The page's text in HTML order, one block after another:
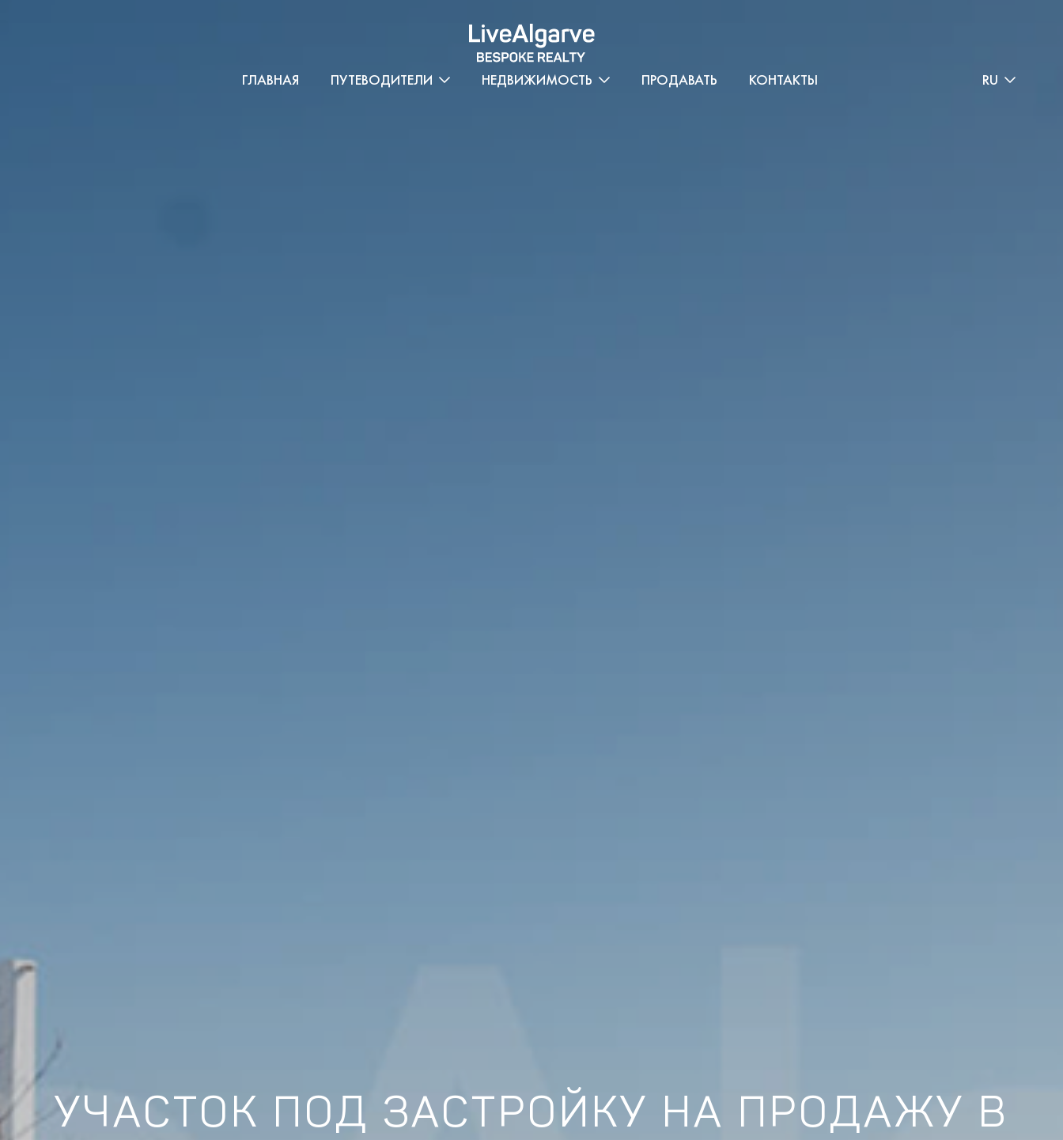
ГЛАВНАЯ ПУТЕВОДИТЕЛИ НЕДВИЖИМОСТЬ ПРОДАВАТЬ КОНТАКТЫ RU
УЧАСТОК ПОД ЗАСТРОЙКУ НА ПРОДАЖУ В